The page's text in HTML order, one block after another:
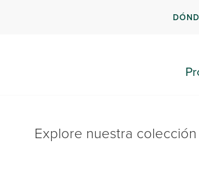
Explore nuestra